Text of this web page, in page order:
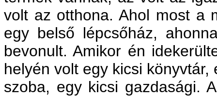
volt az otthona. Ahol most a
egy belső lépcsőház,
bevonult. Amikor én
helyén volt egy kicsi könyvtár,
szoba, egy kicsi gazdasági.